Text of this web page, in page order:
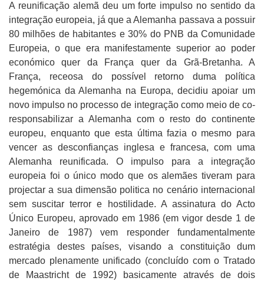
A reunificação alemã deu um forte impulso no sentido da
integração europeia, já que a Alemanha passava a possuir
80 milhões de habitantes e 30% do PNB da Comunidade
Europeia, o que era manifestamente superior ao poder
económico quer da França quer da Grã-Bretanha. A
França, receosa do possível retorno duma política
hegemónica da Alemanha na Europa, decidiu apoiar um
novo impulso no processo de integração como meio de co-
responsabilizar a Alemanha com o resto do continente
europeu, enquanto que esta última fazia o mesmo para
vencer as desconfianças inglesa e francesa, com uma
Alemanha reunificada. O impulso para a integração
europeia foi o único modo que os alemães tiveram para
projectar a sua dimensão politica no cenário internacional
sem suscitar terror e hostilidade. A assinatura do Acto
Único Europeu, aprovado em 1986 (em vigor desde 1 de
Janeiro de 1987) vem responder fundamentalmente
estratégia destes países, visando a constituição dum
mercado plenamente unificado (concluído com o Tratado
de Maastricht de 1992) basicamente através de dois